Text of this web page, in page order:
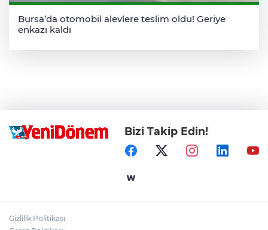
Bursa’da otomobil alevlere teslim oldu! Geriye
enkazı kaldı
Bizi Takip Edin!
Gizlilik Politikası